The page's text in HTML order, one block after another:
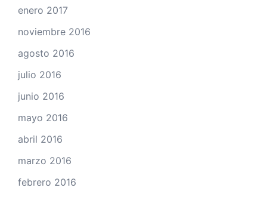
enero 2017
noviembre 2016
agosto 2016
julio 2016
junio 2016
mayo 2016
abril 2016
marzo 2016
febrero 2016